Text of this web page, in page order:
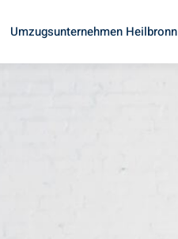
Umzugsunternehmen Heilbronn